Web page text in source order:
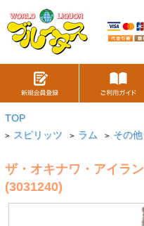
TOP
> スピリッツ > ラム > その
ザ・オキナワ・アイラ
(3031240)